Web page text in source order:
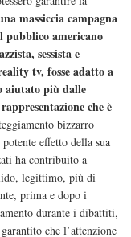
massiccia campagna
pubblico americano
sessista e
tv, fosse adatto a
aiutato più dalle
che è
bizzarro
effetto della sua
ha contribuito a
legittimo, più di
prima e dopo i
durante i dibattiti,
che l’attenzione